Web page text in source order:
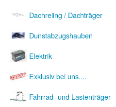
Dachreling / Dachträger
Dunstabzugshauben
Elektrik
Exklusiv bei uns....
Fahrrad- und Lastenträger